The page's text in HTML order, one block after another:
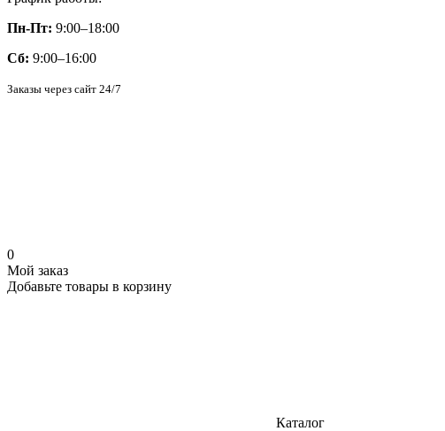
Пн-Пт: 9:00–18:00
Сб: 9:00–16:00
Заказы через сайт 24/7
0
Мой заказ
Добавьте товары в корзину
Каталог